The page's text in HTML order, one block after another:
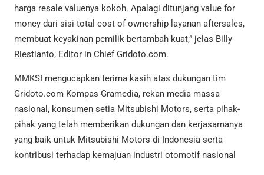
harga resale valuenya kokoh. Apalagi ditunjang value for
money dari sisi total cost of ownership layanan aftersales,
membuat keyakinan pemilik bertambah kuat,” jelas Billy
Riestianto, Editor in Chief Gridoto.com.
MMKSI mengucapkan terima kasih atas dukungan tim
Gridoto.com Kompas Gramedia, rekan media massa
nasional, konsumen setia Mitsubishi Motors, serta pihak-
pihak yang telah memberikan dukungan dan kerjasamanya
yang baik untuk Mitsubishi Motors di Indonesia serta
kontribusi terhadap kemajuan industri otomotif nasional